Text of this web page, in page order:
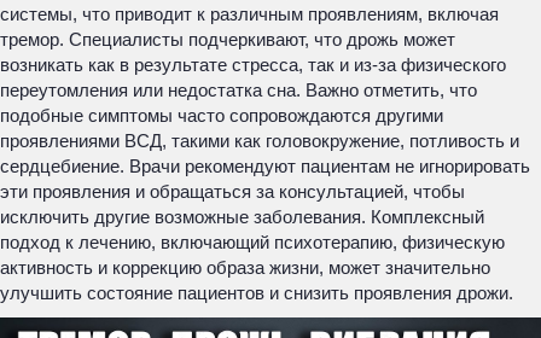
системы, что приводит к различным проявлениям, включая
тремор. Специалисты подчеркивают, что дрожь может
возникать как в результате стресса, так и из-за физического
переутомления или недостатка сна. Важно отметить, что
подобные симптомы часто сопровождаются другими
проявлениями ВСД, такими как головокружение, потливость и
сердцебиение. Врачи рекомендуют пациентам не игнорировать
эти проявления и обращаться за консультацией, чтобы
исключить другие возможные заболевания. Комплексный
подход к лечению, включающий психотерапию, физическую
активность и коррекцию образа жизни, может значительно
улучшить состояние пациентов и снизить проявления дрожи.